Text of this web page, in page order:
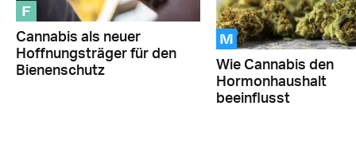
F
Cannabis als neuer
Hoffnungsträger für den
Bienenschutz
M
Wie Cannabis den
Hormonhaushalt
beeinflusst